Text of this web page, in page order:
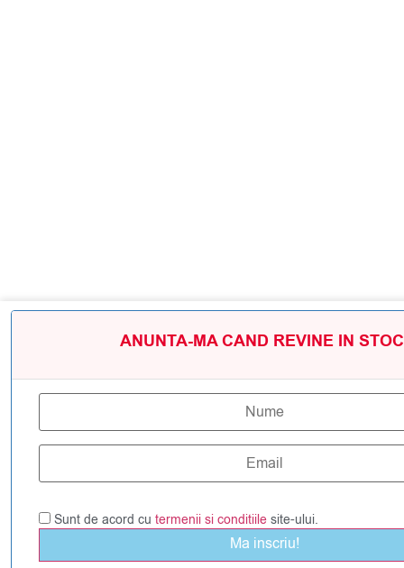
ANUNTA-MA CAND REVINE IN
Sunt de acord cu termenii si conditiile site-ului.
Ma inscriu!